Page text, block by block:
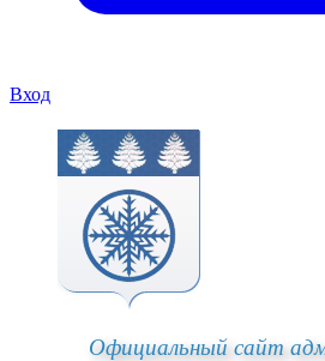
Вход
Официальный сайт